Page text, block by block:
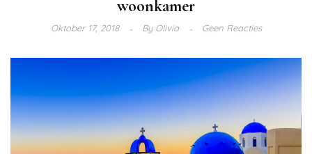
woonkamer
Oktober 17, 2018 ByOlivia Geen Reacties